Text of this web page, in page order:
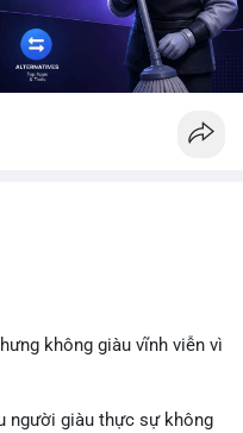
không giàu vĩnh viễn vì
người giàu thực sự không